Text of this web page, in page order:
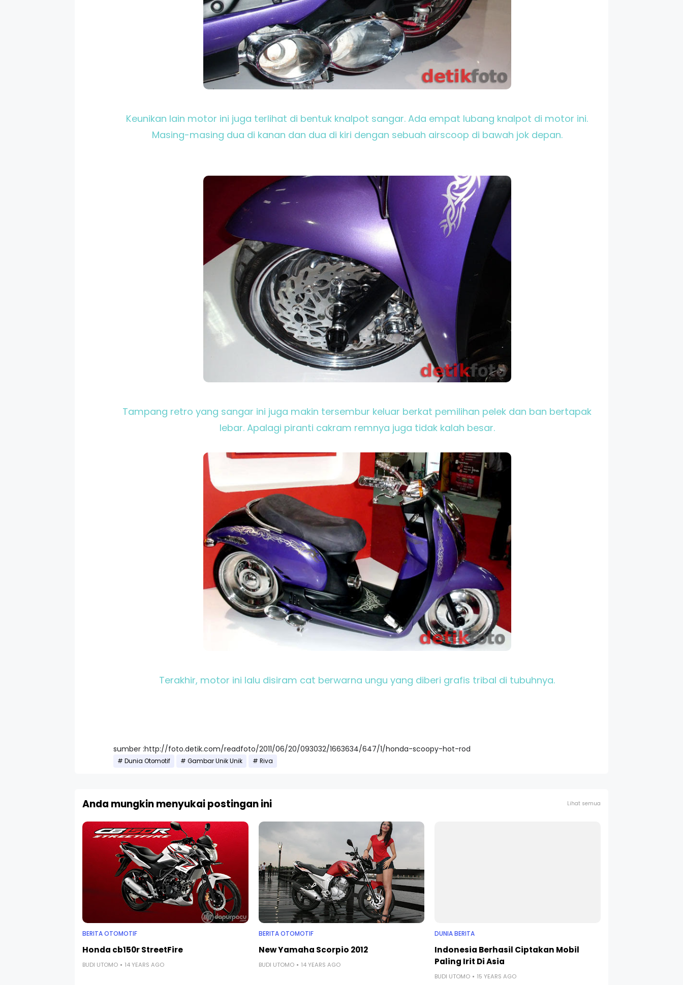
Keunikan lain motor ini juga terlihat di bentuk knalpot sangar. Ada empat lubang knalpot di motor ini.
Masing-masing dua di kanan dan dua di kiri dengan sebuah airscoop di bawah jok depan.
Tampang retro yang sangar ini juga makin tersembur keluar berkat pemilihan pelek dan ban bertapak
lebar. Apalagi piranti cakram remnya juga tidak kalah besar.
Terakhir, motor ini lalu disiram cat berwarna ungu yang diberi grafis tribal di tubuhnya.
sumber :http://foto.detik.com/readfoto/2011/06/20/093032/1663634/647/1/honda-scoopy-hot-rod
Dunia Otomotif Gambar Unik Unik Riva
Anda mungkin menyukai postingan ini Lihat semua
BERITA OTOMOTIF
Honda cb150r StreetFire
BUDI UTOMO 14 YEARS AGO
BERITA OTOMOTIF
New Yamaha Scorpio 2012
BUDI UTOMO 14 YEARS AGO
DUNIA BERITA
Indonesia Berhasil Ciptakan Mobil
Paling Irit Di Asia
BUDI UTOMO 15 YEARS AGO